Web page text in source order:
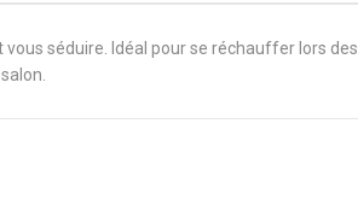
séduire. Idéal pour se réchauffer lors des